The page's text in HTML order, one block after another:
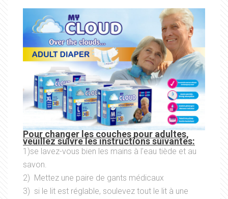
Pour changer les couches pour adultes,
veuillez suivre les instructions suivantes:
1)se lavez-vous bien les mains à l’eau tiède et au
savon.
2) Mettez une paire de gants médicaux
3) si le lit est réglable, soulevez tout le lit à une